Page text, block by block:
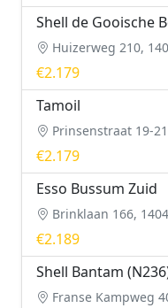
Shell de Gooische
Huizerweg 210,
€2.179
Tamoil
Prinsenstraat 19-
€2.179
Esso Bussum Zuid
Brinklaan 166,
€2.189
Shell Bantam
Franse Kampweg